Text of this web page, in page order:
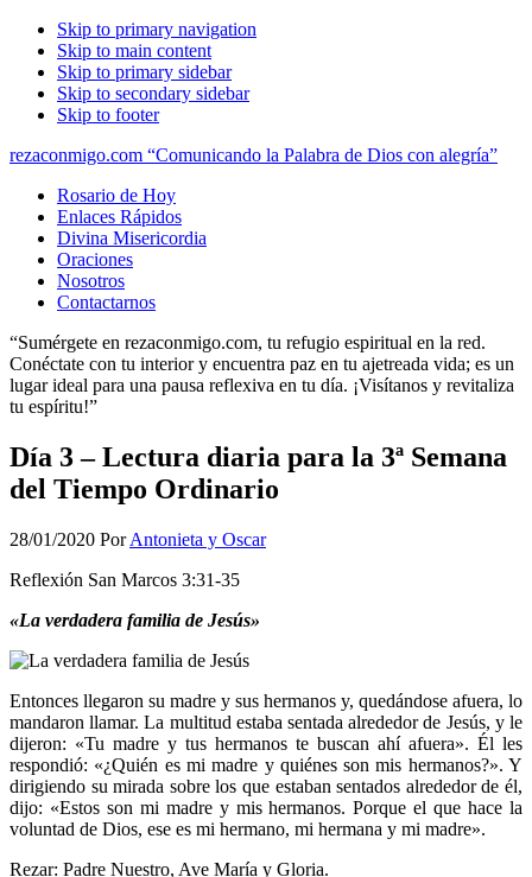
Skip to primary navigation
Skip to main content
Skip to primary sidebar
Skip to secondary sidebar
Skip to footer
rezaconmigo.com “Comunicando la Palabra de Dios con alegría”
Rosario de Hoy
Enlaces Rápidos
Divina Misericordia
Oraciones
Nosotros
Contactarnos
“Sumérgete en rezaconmigo.com, tu refugio espiritual en la red.
Conéctate con tu interior y encuentra paz en tu ajetreada vida; es un
lugar ideal para una pausa reflexiva en tu día. ¡Visítanos y revitaliza
tu espíritu!”
Día 3 – Lectura diaria para la 3ª Semana
del Tiempo Ordinario
28/01/2020 PorAntonieta y Oscar
Reflexión San Marcos 3:31-35
«La verdadera familia de Jesús»
Entonces llegaron su madre y sus hermanos y, quedándose afuera, lo
mandaron llamar. La multitud estaba sentada alrededor de Jesús, y le
dijeron: «Tu madre y tus hermanos te buscan ahí afuera». Él les
respondió: «¿Quién es mi madre y quiénes son mis hermanos?». Y
dirigiendo su mirada sobre los que estaban sentados alrededor de él,
dijo: «Estos son mi madre y mis hermanos. Porque el que hace la
voluntad de Dios, ese es mi hermano, mi hermana y mi madre».
Rezar: Padre Nuestro, Ave María y Gloria.